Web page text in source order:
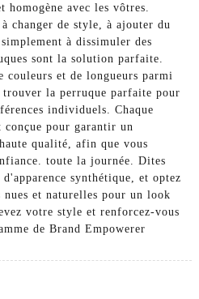
homogène avec les vôtres.
changer de style, à ajouter du
à dissimuler des
sont la solution parfaite.
couleurs et de longueurs parmi
la perruque parfaite pour
individuels. Chaque
conçue pour garantir un
qualité, afin que vous
toute la journée. Dites
synthétique, et optez
nues et naturelles pour un look
votre style et renforcez-vous
de Brand Empowerer